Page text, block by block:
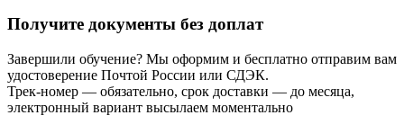
Получите документы без доплат
Завершили обучение? Мы оформим и бесплатно отправим вам
удостоверение Почтой России или СДЭК.
Трек-номер — обязательно, срок доставки — до месяца,
электронный вариант высылаем моментально